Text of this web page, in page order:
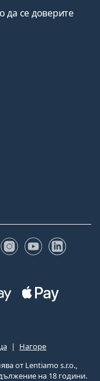
да се доверите
Instagram
YouTube
Нагоре
от Lentiamo s.r.o.,
на 18 години.